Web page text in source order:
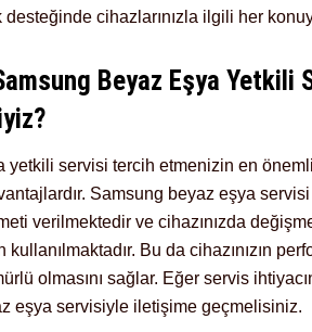
desteğinde cihazlarınızla ilgili her
Beyaz Eşya
yetkili servisi tercih etmenizin en
Samsung beyaz eşya servisi
verilmektedir ve cihazınızda
Bu da cihazınızın
olmasını sağlar. Eğer servis
eşya servisiyle iletişime geçmelisiniz.